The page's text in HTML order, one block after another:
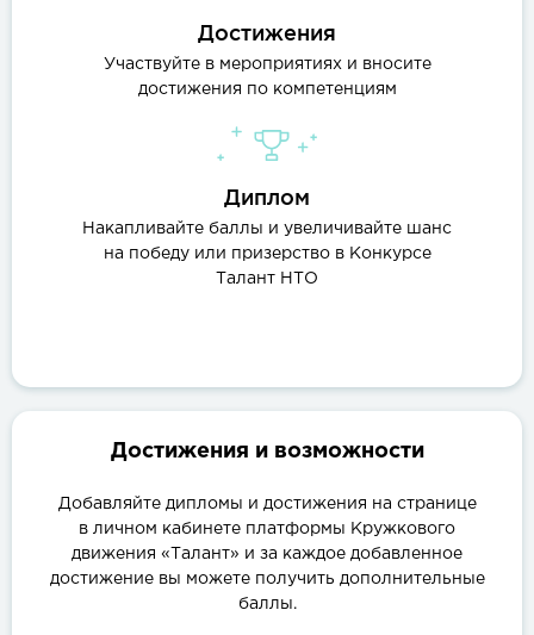
Достижения
Участвуйте в мероприятиях и вносите
достижения по компетенциям
Диплом
Накапливайте баллы и увеличивайте шанс
на победу или призерство в Конкурсе
Талант НТО
Достижения и возможности
Добавляйте дипломы и достижения на странице
в личном кабинете платформы Кружкового
движения «Талант» и за каждое добавленное
достижение вы можете получить дополнительные
баллы.